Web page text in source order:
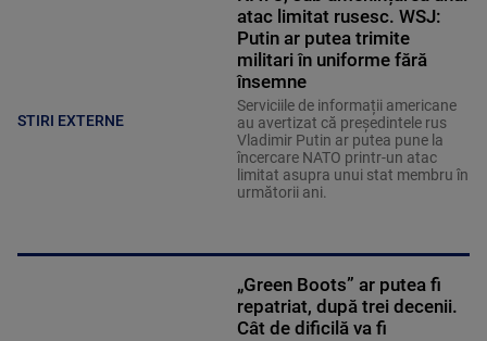
STIRI EXTERNE
atac limitat rusesc. WSJ:
Putin ar putea trimite
militari în uniforme fără
însemne
Serviciile de informații americane
au avertizat că președintele rus
Vladimir Putin ar putea pune la
încercare NATO printr-un atac
limitat asupra unui stat membru în
următorii ani.
„Green Boots” ar putea fi
repatriat, după trei decenii.
Cât de dificilă va fi